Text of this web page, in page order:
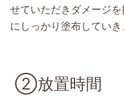
せていただきダメージ
にしっかり塗布していき
②放置時間